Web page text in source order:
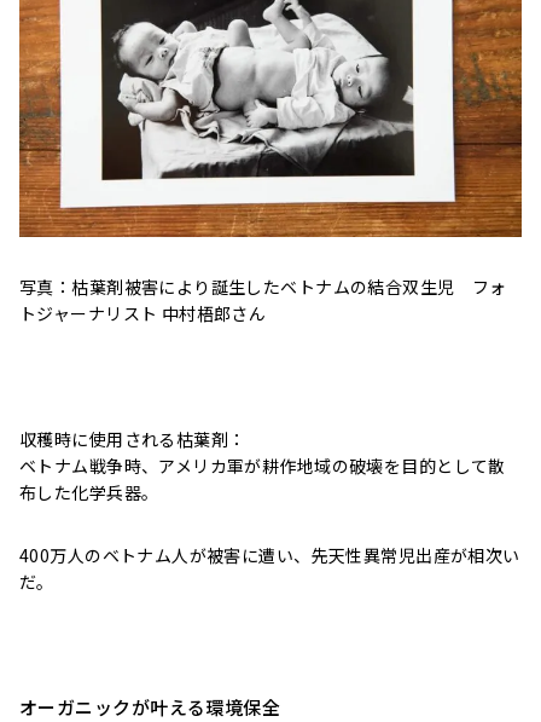
写真：枯葉剤被害により誕生したベトナムの結合双生児 フォ
トジャーナリスト 中村梧郎さん
収穫時に使用される枯葉剤：
ベトナム戦争時、アメリカ軍が耕作地域の破壊を目的として散
布した化学兵器。
400万人のベトナム人が被害に遭い、先天性異常児出産が相次い
だ。
オーガニックが叶える環境保全